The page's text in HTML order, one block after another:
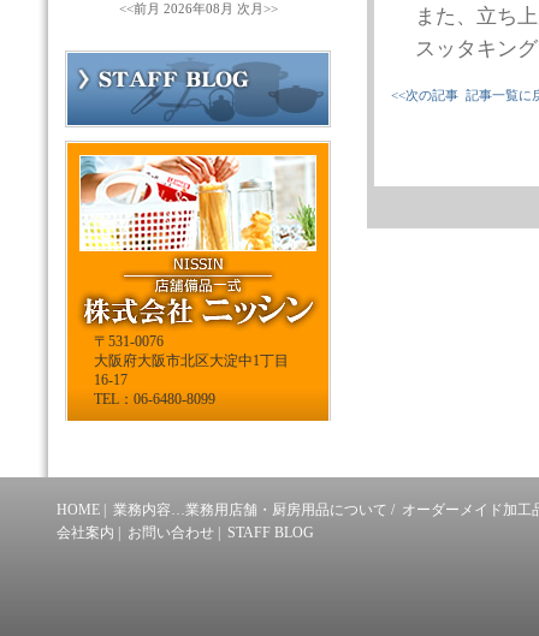
また、立ち
スッタキン
<<次の記事 記事一覧に
<<前月 2026年08月 次月>>
〒531-0076
大阪府大阪市北区大淀中1丁目
16-17
TEL：06-6480-8099
HOME 業務内容…業務用店舗・厨房用品について / オーダーメイド加工
会社案内
お問い合わせ STAFF BLOG